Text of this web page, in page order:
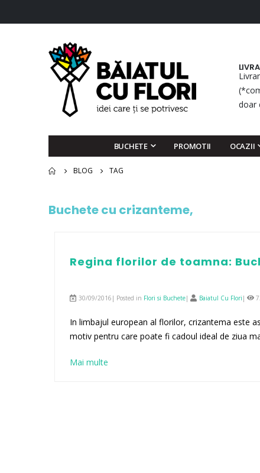
doar
BUCHETE PROMOTII OCAZII
BLOG TAG
Buchete cu crizanteme,
Regina florilor de toamna:
30/09/2016| Posted in Flori si Buchete| Baiatul Cu Flori |
In limbajul european al florilor, crizantema este
motiv pentru care poate fi cadoul ideal de ziua
Mai multe